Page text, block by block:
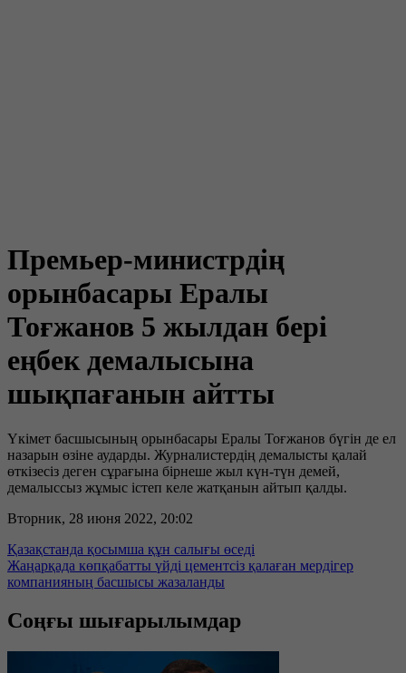
Премьер-министрдің
орынбасары Ералы
Тоғжанов 5 жылдан бері
еңбек демалысына
шықпағанын айтты
Үкімет басшысының орынбасары Ералы Тоғжанов бүгін де ел
назарын өзіне аударды. Журналистердің демалысты қалай
өткізесіз деген сұрағына бірнеше жыл күн-түн демей,
демалыссыз жұмыс істеп келе жатқанын айтып қалды.
Вторник, 28 июня 2022, 20:02
Қазақстанда қосымша құн салығы өседі
Жаңарқада көпқабатты үйді цементсіз қалаған мердігер
компанияның басшысы жазаланды
Соңғы шығарылымдар